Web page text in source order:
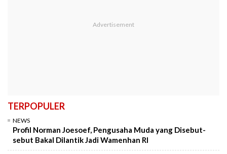
TERPOPULER
NEWS
Profil Norman Joesoef, Pengusaha Muda yang Disebut-
sebut Bakal Dilantik Jadi Wamenhan RI